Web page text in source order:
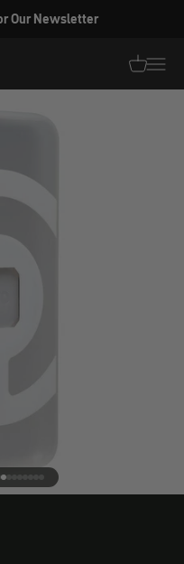
Our Newsletter
1234567
Element 8
Element 9
Element 10
Element 11
zu Element 12
zu Element 13
zu Element 14
zu Element 15
Gehe zu Element 16
Gehe zu Element 17
Gehe zu Element 18
Gehe zu Element 19
Gehe zu Element 20
Gehe zu Element 21
Gehe zu Element 22
Gehe zu Element 23